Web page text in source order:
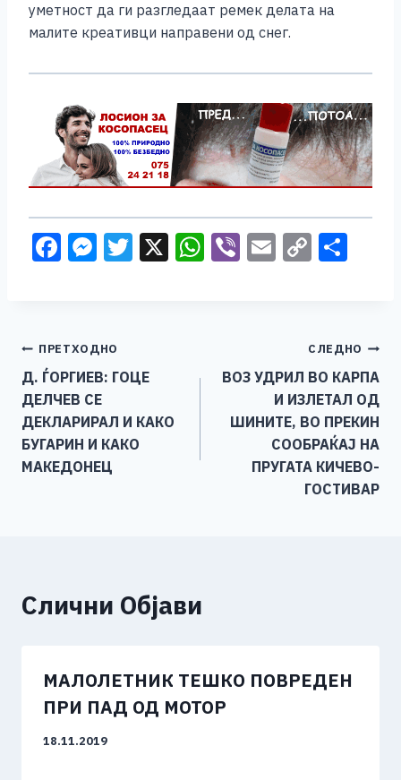
уметност да ги разгледаат ремек делата на
малите креативци направени од снег.
F
b
o
o
k
M
n
g
er
T X W Vi E C
Li
n
k
Навигација
на
напис
ПРЕТХОДНО
Д. ЃОРГИЕВ: ГОЦЕ
ДЕЛЧЕВ СЕ
ДЕКЛАРИРАЛ И КАКО
БУГАРИН И КАКО
МАКЕДОНЕЦ
СЛЕДНО
ВОЗ УДРИЛ ВО КАРПА
И ИЗЛЕТАЛ ОД
ШИНИТЕ, ВО ПРЕКИН
СООБРАЌАЈ НА
ПРУГАТА КИЧЕВО-
ГОСТИВАР
Слични Објави
МАЛОЛЕТНИК ТЕШКО ПОВРЕДЕН
ПРИ ПАД ОД МОТОР
18.11.2019